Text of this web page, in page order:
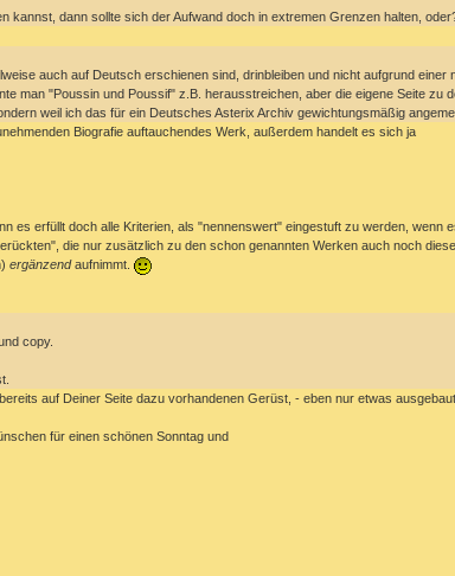
kannst, dann sollte sich der Aufwand doch in extremen Grenzen halten,
auch auf Deutsch erschienen sind, drinbleiben und nicht aufgrund
man "Poussin und Poussif" z.B. herausstreichen, aber die eigene Seite zu
weil ich das für ein Deutsches Asterix Archiv gewichtungsmäßig
Biografie auftauchendes Werk, außerdem handelt es sich ja
es erfüllt doch alle Kriterien, als "nennenswert" eingestuft zu werden, wenn
die nur zusätzlich zu den schon genannten Werken auch noch
ergänzendaufnimmt.
copy.
auf Deiner Seite dazu vorhandenen Gerüst, - eben nur etwas
für einen schönen Sonntag und